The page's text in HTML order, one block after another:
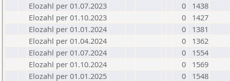
Elozahl per 01.07.2023
0
1438
Elozahl per 01.10.2023
0
1427
Elozahl per 01.01.2024
0
1381
Elozahl per 01.04.2024
0
1362
Elozahl per 01.07.2024
0
1554
Elozahl per 01.10.2024
0
1569
Elozahl per 01.01.2025
0
1548